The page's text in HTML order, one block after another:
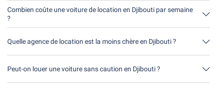
Combien coûte une voiture de location en Djibouti par semaine
?
Une voiture de location en Djibouti coûte en moyenne 244,67 CHF
Quelle agence de location est la moins chère en Djibouti ?
DooRental est l'agence de location la moins chère en Djibouti.
Peut-on louer une voiture sans caution en Djibouti ?
Non, malheureusement, il n'est actuellement pas possible de en